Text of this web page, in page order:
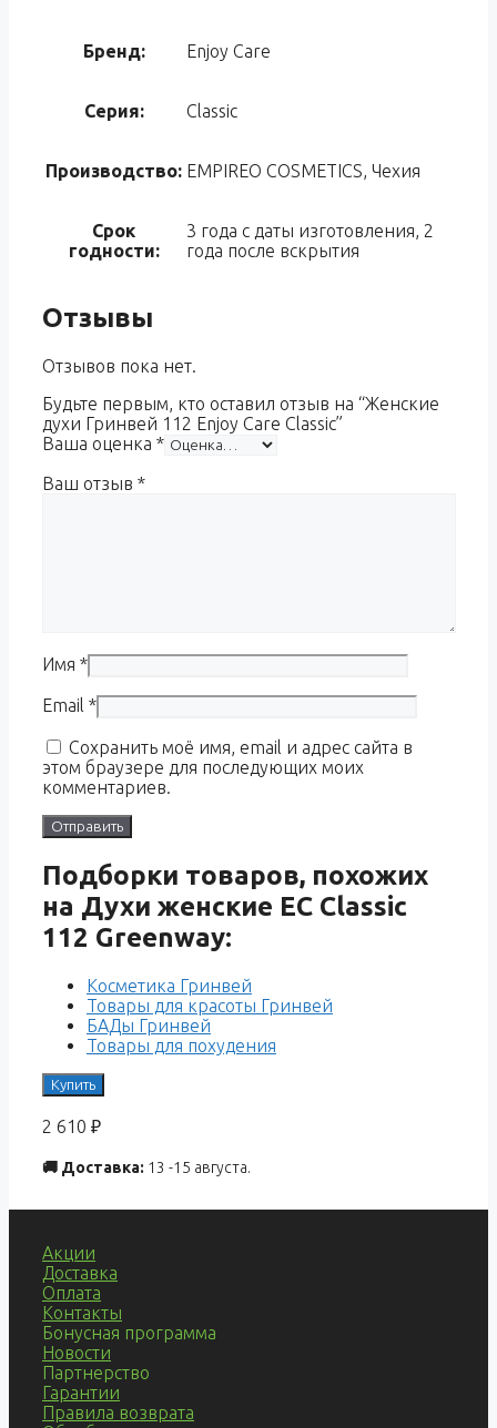
Бренд: Enjoy Care
Серия: Classic
Производство: EMPIREO COSMETICS, Чехия
Срок
годности:
3 года с даты изготовления, 2
года после вскрытия
Отзывы
Отзывов пока нет.
Будьте первым, кто оставил отзыв на “Женские
духи Гринвей 112 Enjoy Care Classic”
Ваша оценка *
Ваш отзыв *
Имя *
Email *
Сохранить моё имя, email и адрес сайта в
этом браузере для последующих моих
комментариев.
Подборки товаров, похожих
на Духи женские EC Classic
112 Greenway:
Косметика Гринвей
Товары для красоты Гринвей
БАДы Гринвей
Товары для похудения
Купить
2 610 ₽
🚚 Доставка: 13 -15 августа.
Акции
Доставка
Оплата
Контакты
Бонусная программа
Новости
Партнерство
Гарантии
Правила возврата